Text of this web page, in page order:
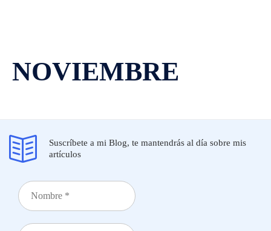
NOVIEMBRE
Suscríbete a mi Blog, te mantendrás al día sobre mis
artículos